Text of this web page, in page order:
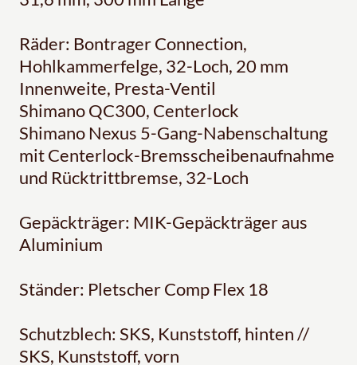
Räder: Bontrager Connection,
Hohlkammerfelge, 32-Loch, 20 mm
Innenweite, Presta-Ventil
Shimano QC300, Centerlock
Shimano Nexus 5-Gang-Nabenschaltung
mit Centerlock-Bremsscheibenaufnahme
und Rücktrittbremse, 32-Loch
Gepäckträger: MIK-Gepäckträger aus
Aluminium
Ständer: Pletscher Comp Flex 18
Schutzblech: SKS, Kunststoff, hinten //
SKS, Kunststoff, vorn